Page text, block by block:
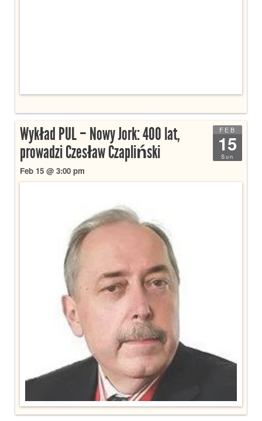
FEB
15
Sun
Wykład PUL – Nowy Jork: 400 lat,
prowadzi Czesław Czapliński
Feb 15 @ 3:00 pm